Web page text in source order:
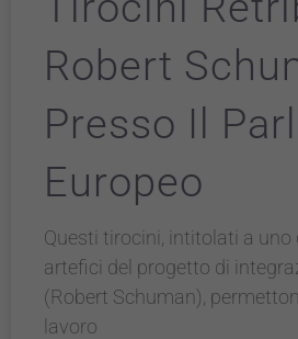
Robert
Presso Il
Europeo
Questi tirocini, intitolati a uno
artefici del progetto di
(Robert Schuman),
lavoro